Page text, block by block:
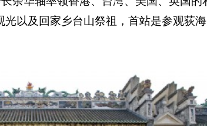
以及回家乡台山祭祖，首站是参观荻海